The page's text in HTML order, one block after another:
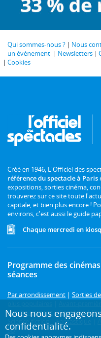
Qui sommes-nous ? Nous
un événement
Newsletters
Cookies
Créé en 1946, L'Officiel des
référence du spectacle à Paris
expositions, sorties cinéma,
trouverez sur ce site toute
capitale, et bien plus encore !
environs, c'est aussi le guide
Chaque mercredi en
Programme des
séances
Par arrondissement | Sorties
Prochainement |Comédie|
Science-fiction
|Fantastique
3D
Nous nous
confidentialité.